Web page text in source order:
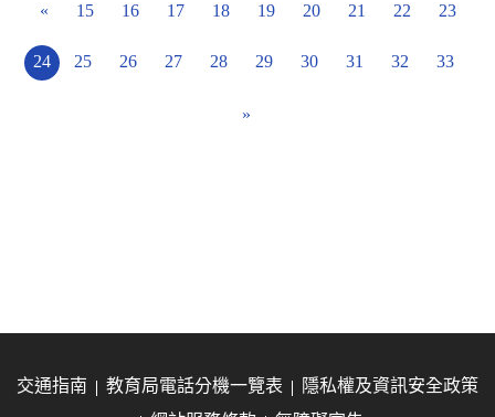
« 15 16 17 18 19 20 21 22 23
24 25 26 27 28 29 30 31 32 33
»
交通指南 教育局電話分機一覽表
隱私權及資訊安全政策